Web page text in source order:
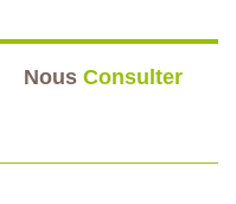
Nous Consulter